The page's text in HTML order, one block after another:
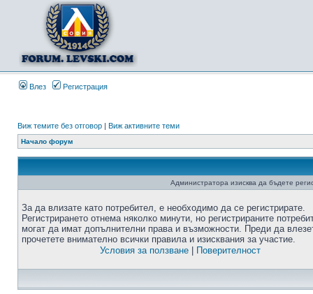
Влез Регистрация
Виж темите без отговор | Виж активните теми
Начало форум
Администратора изисква да бъдете
За да влизате като потребител, е необходимо да се регистрирате.
Регистрирането отнема няколко минути, но регистрираните
могат да имат допълнителни права и възможности. Преди да
прочетете внимателно всички правила и изисквания за участие.
Условия за ползване| Поверителност